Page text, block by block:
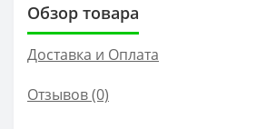
Обзор товара
Доставка и Оплата
Отзывов (0)